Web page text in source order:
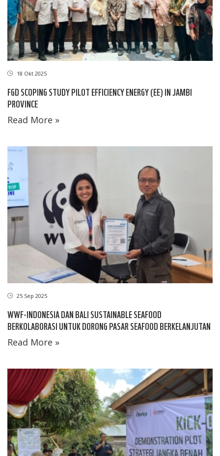
18 Okt 2025
FGD SCOPING STUDY PILOT EFFICIENCY ENERGY (EE) IN JAMBI
PROVINCE
Read More »
25 Sep 2025
WWF-INDONESIA DAN BALI SUSTAINABLE SEAFOOD
BERKOLABORASI UNTUK DORONG PASAR SEAFOOD BERKELANJUTAN
Read More »